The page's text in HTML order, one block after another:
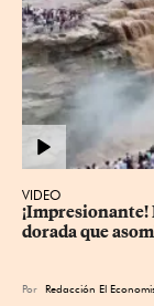
VIDEO
¡Impresionante!
dorada que
Por Redacción El